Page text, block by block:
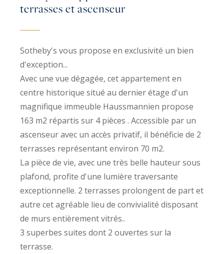
terrasses et ascenseur
Sotheby's vous propose en exclusivité un bien
d'exception...
Avec une vue dégagée, cet appartement en
centre historique situé au dernier étage d'un
magnifique immeuble Haussmannien propose
163 m2 répartis sur 4 pièces . Accessible par un
ascenseur avec un accès privatif, il bénéficie de 2
terrasses représentant environ 70 m2.
La pièce de vie, avec une très belle hauteur sous
plafond, profite d'une lumière traversante
exceptionnelle. 2 terrasses prolongent de part et
autre cet agréable lieu de convivialité disposant
de murs entièrement vitrés..
3 superbes suites dont 2 ouvertes sur la
terrasse.